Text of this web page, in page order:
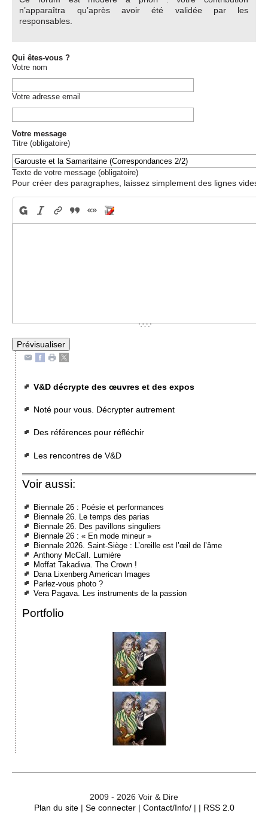
n’apparaîtra qu’après avoir été validée par les
responsables.
Qui êtes-vous ?
Votre nom
Votre adresse email
Votre message
Titre (obligatoire)
Texte de votre message (obligatoire)
Pour créer des paragraphes, laissez simplement des lignes vides.
V&D décrypte des œuvres et des expos
Noté pour vous. Décrypter autrement
Des références pour réfléchir
Les rencontres de V&D
Voir aussi:
Biennale 26 : Poésie et performances
Biennale 26. Le temps des parias
Biennale 26. Des pavillons singuliers
Biennale 26 : « En mode mineur »
Biennale 2026. Saint-Siège : L’oreille est l’œil de l’âme
Anthony McCall. Lumière
Moffat Takadiwa. The Crown !
Dana Lixenberg American Images
Parlez-vous photo ?
Vera Pagava. Les instruments de la passion
Portfolio
2009 - 2026 Voir & Dire
Plan du site| Se connecter| Contact/Info/| | RSS 2.0